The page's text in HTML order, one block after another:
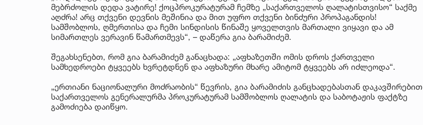
მებრძოლის დედა ვატირე! ქოცპროკურატურამ ჩემზე „საქართველოს ღალატისთვისო“ საქმე
აღძრა! არც თქვენი დევნის მეშინია და მით უფრო თქვენი ბინძური პროპაგანდის!
სამშობლოს, ღმერთისა და ჩემი სინდისის წინაშე ყოველთვის მართალი ვიყავი და ამ
სიმართლეს ვერავინ წამართმევს“, – დაწერა გია ბარამიძემ.
შეგახსენებთ, რომ გია ბარამიძემ განაცხადა: „აფხაზეთში ომის დროს ქართველი
სამხედროები ტყვეებს ხვრეტდნენ და აფხაზური მხარე ამიტომ ტყვეებს არ იძლეოდა“.
„ერთიანი ნაციონალური მოძრაობის“ წევრის, გია ბარამიძის განცხადებასთან დაკავშირებით
საქართველოს გენერალურმა პროკურატურამ სამშობლოს ღალატის და საბოტაჟის ფაქტზე
გამოძიება დაიწყო.